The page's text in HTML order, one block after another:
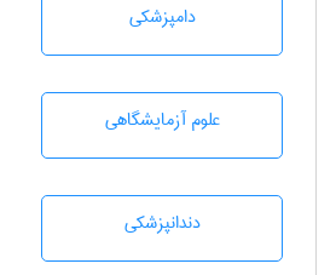
دامپزشكی
علوم آزمايشگاهی
دندانپزشكی